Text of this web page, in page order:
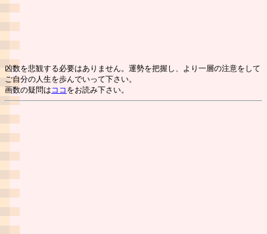
凶数を悲観する必要はありません。運勢を把握し、より一層の注意をして
ご自分の人生を歩んでいって下さい。
画数の疑問は ココ をお読み下さい。